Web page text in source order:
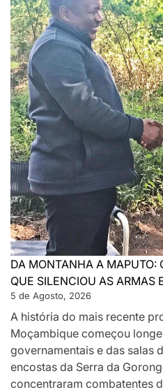
DA MONTANHA A MAPUTO:
QUE SILENCIOU AS ARMAS
5 de Agosto, 2026
A história do mais recente
Moçambique começou
governamentais e das salas
encostas da Serra da
concentraram combatentes